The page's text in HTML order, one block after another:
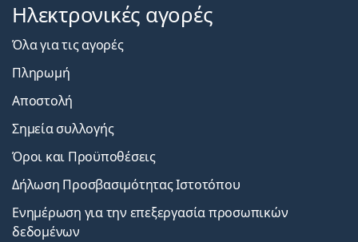
Ηλεκτρονικές αγορές
Όλα για τις αγορές
Πληρωμή
Αποστολή
Σημεία συλλογής
Όροι και Προϋποθέσεις
Δήλωση Προσβασιμότητας Ιστοτόπου
Ενημέρωση για την επεξεργασία προσωπικών
δεδομένων